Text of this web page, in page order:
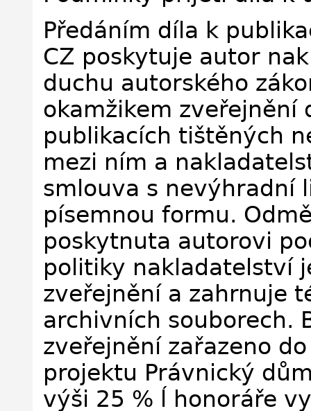
Předáním díla k
CZ poskytuje autor
duchu autorského
okamžikem zveřejnění
publikacích tištěných
mezi ním a
smlouva s nevýhradní
písemnou formu.
poskytnuta autorovi
politiky nakladatelství
zveřejnění a zahrnuje
archivních souborech.
zveřejnění zařazeno
projektu Právnický
výši 25 % ĺ honoráře